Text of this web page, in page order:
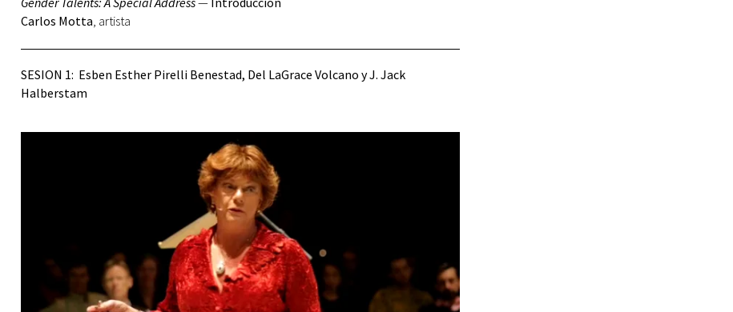
Carlos Motta , artista
SESION 1: Esben Esther Pirelli Benestad, Del LaGrace Volcano y J. Jack
Halberstam